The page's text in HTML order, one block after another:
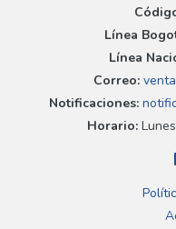
Línea
Línea
Correo:
Notificaciones:
Horario:Lunes